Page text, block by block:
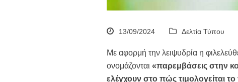
13/09/2024 Δελτία Τύπου
Με αφορμή την λειψυδρία η
ονομάζονται «παρεμβάσεις στην
ελέγχουν στο πώς τιμολογείται